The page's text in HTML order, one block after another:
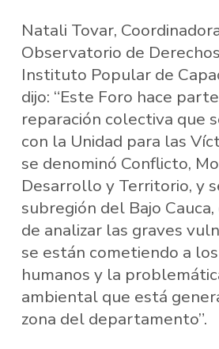
Natali Tovar,
Observatorio de
Instituto Popular de
dijo: “Este Foro hace
reparación colectiva que
con la Unidad para las
se denominó Conflicto,
Desarrollo y Territorio, y
subregión del Bajo
de analizar las graves
se están cometiendo a
humanos y la
ambiental que está
zona del departamento”.